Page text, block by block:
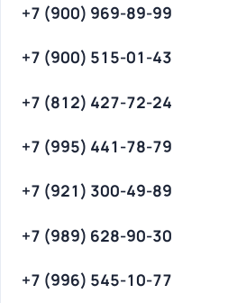
+7 (900) 969-89-99
+7 (900) 515-01-43
+7 (812) 427-72-24
+7 (995) 441-78-79
+7 (921) 300-49-89
+7 (989) 628-90-30
+7 (996) 545-10-77